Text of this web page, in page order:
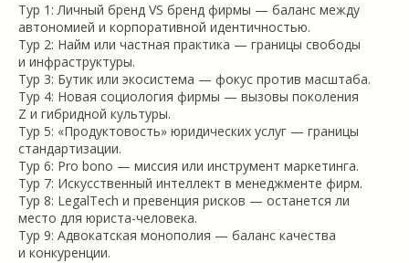
Тур 1: Личный бренд VS бренд фирмы — баланс между
автономией и корпоративной идентичностью.
Тур 2: Найм или частная практика — границы свободы
и инфраструктуры.
Тур 3: Бутик или экосистема — фокус против масштаба.
Тур 4: Новая социология фирмы — вызовы поколения
Z и гибридной культуры.
Тур 5: «Продуктовость» юридических услуг — границы
стандартизации.
Тур 6: Pro bono — миссия или инструмент маркетинга.
Тур 7: Искусственный интеллект в менеджменте фирм.
Тур 8: LegalTech и превенция рисков — останется ли
место для юриста-человека.
Тур 9: Адвокатская монополия — баланс качества
и конкуренции.